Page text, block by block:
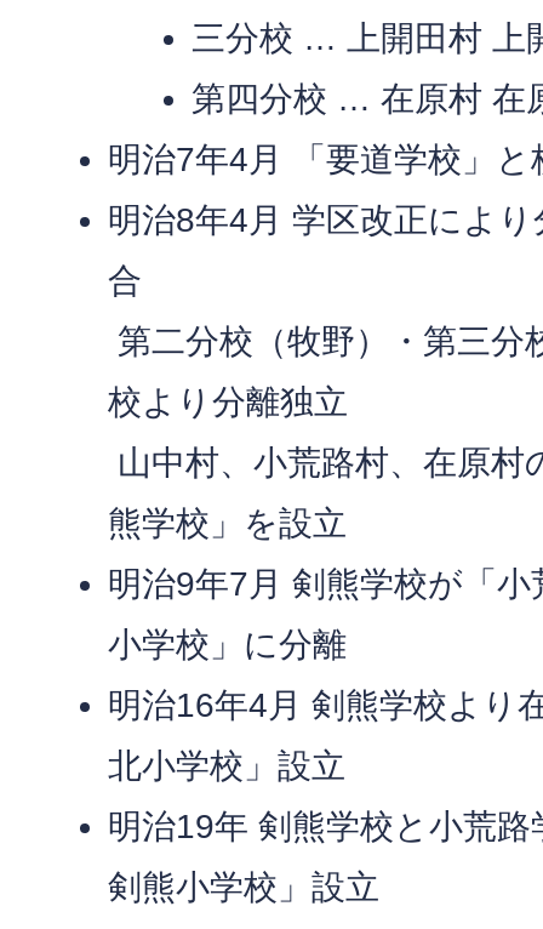
三分校 … 上開田村 上
第四分校 … 在原村 在
明治7年4月 「要道学校」と
明治8年4月 学区改正によ
合
第二分校（牧野）・第三分
校より分離独立
山中村、小荒路村、在原村
熊学校」を設立
明治9年7月 剣熊学校が「
小学校」に分離
明治16年4月 剣熊学校より
北小学校」設立
明治19年 剣熊学校と小荒
剣熊小学校」設立